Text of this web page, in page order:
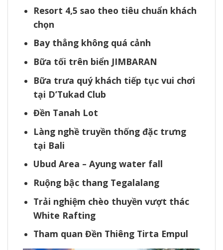
Resort 4,5 sao theo tiêu chuẩn khách
chọn
Bay thẳng không quá cảnh
Bữa tối trên biển JIMBARAN
Bữa trưa quý khách tiếp tục vui chơi
tại D’Tukad Club
Đền Tanah Lot
Làng nghề truyền thống đặc trưng
tại Bali
Ubud Area – Ayung water fall
Ruộng bậc thang Tegalalang
Trải nghiệm chèo thuyền vượt thác
White Rafting
Tham quan Đền Thiêng Tirta Empul